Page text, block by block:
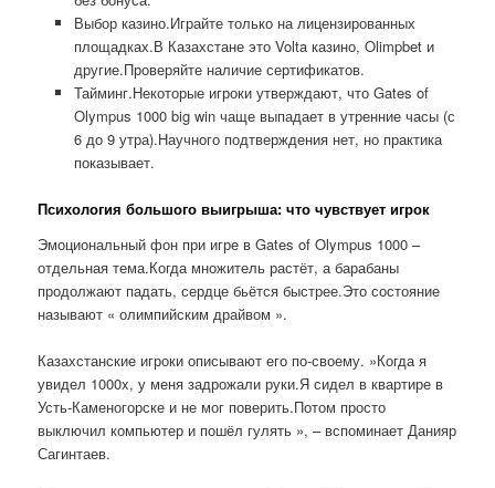
Выбор казино.Играйте только на лицензированных
площадках.В Казахстане это Volta казино, Olimpbet и
другие.Проверяйте наличие сертификатов.
Тайминг.Некоторые игроки утверждают, что Gates of
Olympus 1000 big win чаще выпадает в утренние часы (с
6 до 9 утра).Научного подтверждения нет, но практика
показывает.
Психология большого выигрыша: что чувствует игрок
Эмоциональный фон при игре в Gates of Olympus 1000 –
отдельная тема.Когда множитель растёт, а барабаны
продолжают падать, сердце бьётся быстрее.Это состояние
называют « олимпийским драйвом ».
Казахстанские игроки описывают его по-своему. »Когда я
увидел 1000x, у меня задрожали руки.Я сидел в квартире в
Усть-Каменогорске и не мог поверить.Потом просто
выключил компьютер и пошёл гулять », – вспоминает Данияр
Сагинтаев.